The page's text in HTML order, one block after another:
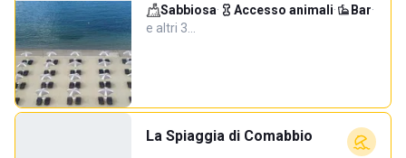
Sabbiosa· Accesso animali· Bar·
e altri 3…
La Spiaggia di Comabbio